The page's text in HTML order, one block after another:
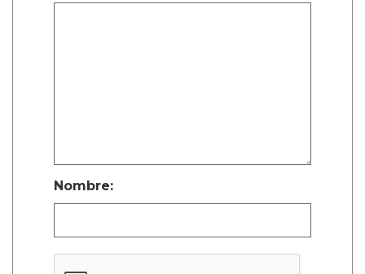
Nombre: